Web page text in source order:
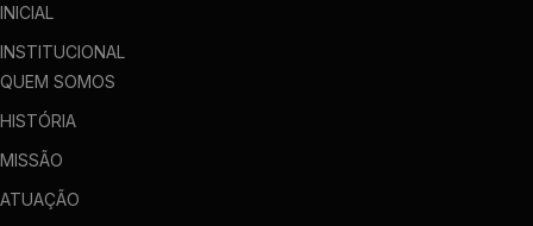
INICIAL
INSTITUCIONAL
QUEM SOMOS
HISTÓRIA
MISSÃO
ATUAÇÃO